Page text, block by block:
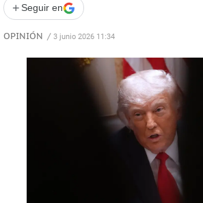
+ Seguir en
OPINIÓN / 3 junio 2026 11:34